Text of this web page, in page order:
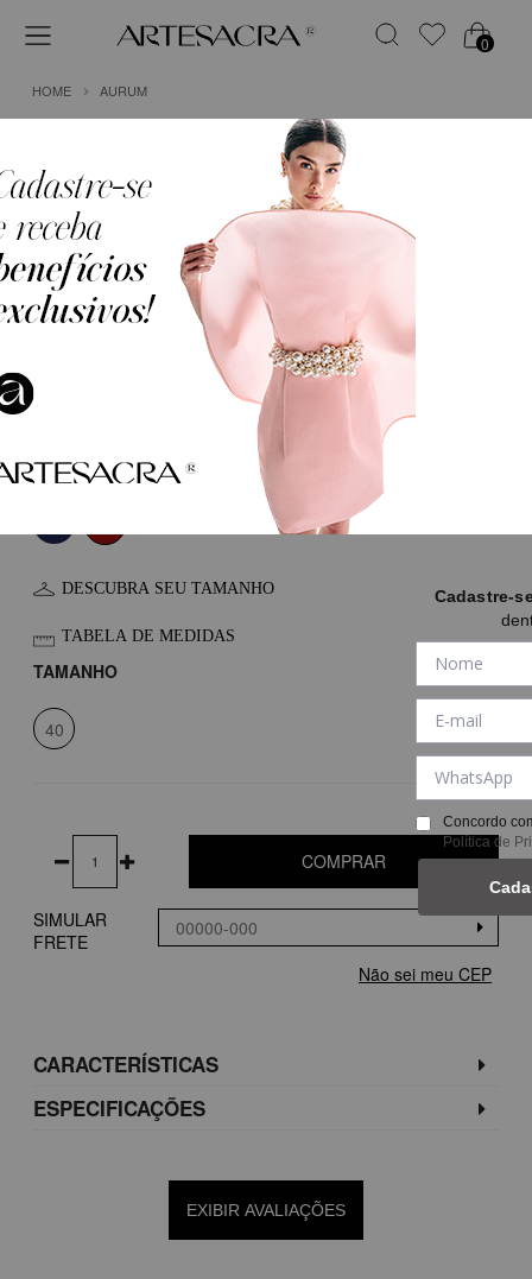
0
HOME AURUM
VESTIDO MIDI EM CREPE DE MALHA COM
DRAPEADO ESCULTURAL
em (Sem Juros)
COR
DESCUBRA SEU TAMANHO
TABELA DE MEDIDAS
TAMANHO
40
COMPRAR
SIMULAR
FRETE
Não sei meu CEP
CARACTERÍSTICAS
ESPECIFICAÇÕES
EXIBIR AVALIAÇÕES
Cadastre-
Concordo
Política de